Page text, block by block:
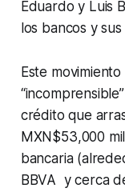
Eduardo y Luis
los bancos y
Este
crédito que
MXN$53,000
bancaria
BBVA y cerca